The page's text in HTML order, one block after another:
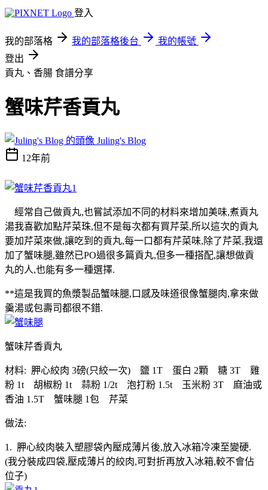
登入
我的部落格 我的部落格後台
我的帳號
登出
貢丸、香腸 食譜分享
蟹味芹香貢丸
Juling's Blog
12年前
經常自己做貢丸,也嘗試添加不同的材料來增加美味,煮貢丸
湯我喜歡加點芹菜珠,但不是每次都有買芹菜,所以這次的貢丸
要加芹菜來做,讓吃到的貢丸,每一口都有芹菜味,除了芹菜,我還
加了蟹味腿,雖然已PO過很多篇貢丸,但多一種搭配,讓想做貢
丸的人,也能有多一種選擇.
**這是我買的魚漿製品蟹味腿,口感及味道很像蟹腿肉,拿來做
羹湯或包壽司都很不錯.
蟹味芹香貢丸
材料: 胛心絞肉 3磅(只絞一次) 鹽 1T 蛋白 2顆 糖 3T 雞
粉 1t 胡椒粉 1t 蒜粉 1/2t 泡打粉 1.5t 玉米粉 3T 麻油或
香油 1.5T 蟹味腿 1包 芹菜
做法:
1. 胛心絞肉裝入塑膠袋內壓成薄片後,放入冰箱冷凍至變硬.
(我分裝成四袋,壓成薄片的絞肉,可對折再放入冰箱,較不會佔
位子)